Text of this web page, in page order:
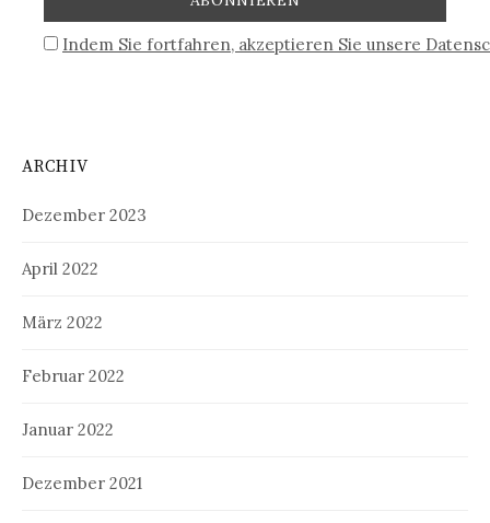
Indem Sie fortfahren, akzeptieren Sie unsere
ARCHIV
Dezember 2023
April 2022
März 2022
Februar 2022
Januar 2022
Dezember 2021